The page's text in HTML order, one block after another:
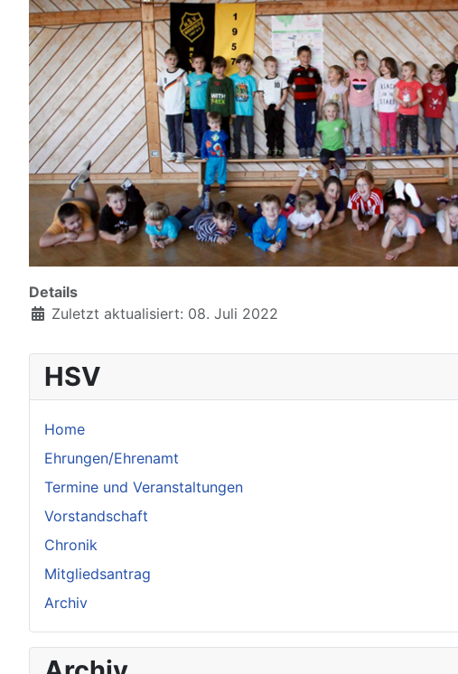
Details
Zuletzt aktualisiert: 08. Juli 2022
HSV
Home
Ehrungen/Ehrenamt
Termine und Veranstaltungen
Vorstandschaft
Chronik
Mitgliedsantrag
Archiv